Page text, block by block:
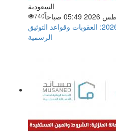
السعودية
740
ضوابط زواج المسيار في السعودية 2026: العقوبات وقواعد التوثيق
الرسمية